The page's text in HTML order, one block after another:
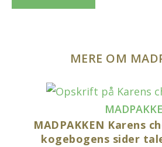
MERE OM
MADPAKKEN Karens
kogebogens sider